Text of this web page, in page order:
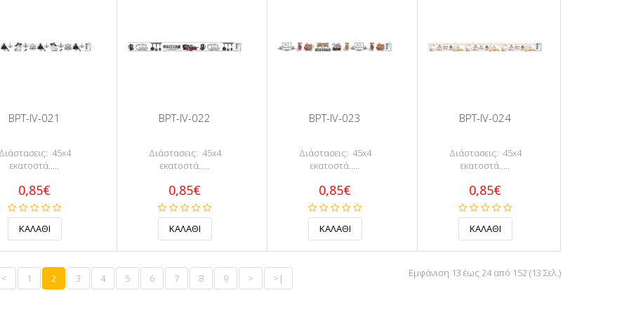
BPT-IV-021
45x4
εκατοστά.....
0,85€
BPT-IV-022
Διάστασεις: 45x4
εκατοστά.....
0,85€
BPT-IV-023
Διάστασεις: 45x4
εκατοστά.....
0,85€
BPT-IV-024
Διάστασεις: 45x4
εκατοστά.....
0,85€
< 1 2 3 4 5 6 7 8 9 > >| Εμφάνιση 13 έως 24 από 152 (13 Σελ.)